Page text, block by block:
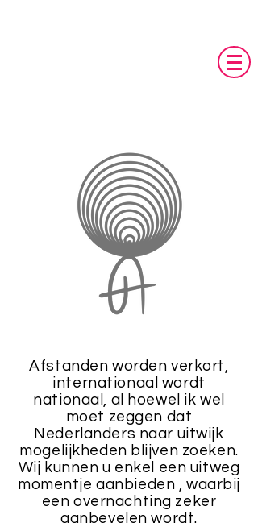
Afstanden worden verkort,
internationaal wordt
nationaal, al hoewel ik wel
moet zeggen dat
Nederlanders naar uitwijk
mogelijkheden blijven zoeken.
Wij kunnen u enkel een uitweg
momentje aanbieden , waarbij
een overnachting zeker
aanbevelen wordt.